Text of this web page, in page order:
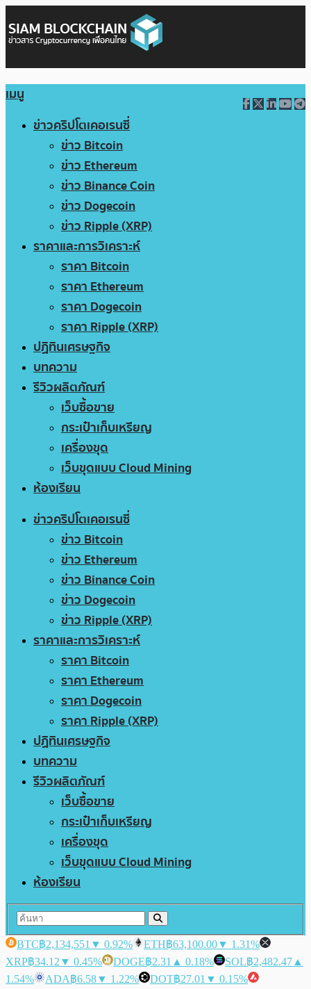
เมนู
ข่าวคริปโตเคอเรนซี่
ข่าว Bitcoin
ข่าว Ethereum
ข่าว Binance Coin
ข่าว Dogecoin
ข่าว Ripple (XRP)
ราคาและการวิเคราะห์
ราคา Bitcoin
ราคา Ethereum
ราคา Dogecoin
ราคา Ripple (XRP)
ปฏิทินเศรษฐกิจ
บทความ
รีวิวผลิตภัณฑ์
เว็บซื้อขาย
กระเป๋าเก็บเหรียญ
เครื่องขุด
เว็บขุดแบบ Cloud Mining
ห้องเรียน
ข่าวคริปโตเคอเรนซี่
ข่าว Bitcoin
ข่าว Ethereum
ข่าว Binance Coin
ข่าว Dogecoin
ข่าว Ripple (XRP)
ราคาและการวิเคราะห์
ราคา Bitcoin
ราคา Ethereum
ราคา Dogecoin
ราคา Ripple (XRP)
ปฏิทินเศรษฐกิจ
บทความ
รีวิวผลิตภัณฑ์
เว็บซื้อขาย
กระเป๋าเก็บเหรียญ
เครื่องขุด
เว็บขุดแบบ Cloud Mining
ห้องเรียน
BTC฿2,134,551 ▼ 0.92% ETH฿63,100.00▼ 1.31%
XRP฿34.12 ▼ 0.45% DOGE฿2.31 ▲ 0.18% SOL฿2,482.47 ▲
1.54%
ADA฿6.58▼ 1.22% DOT฿27.01 ▼ 0.15%